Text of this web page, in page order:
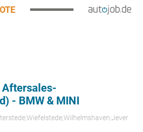
Aftersales-
- BMW & MINI